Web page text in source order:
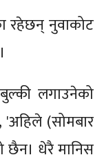
रहेछन् नुवाकोट
लगाउनेको
'अहिले (सोमबार
छैन। धेरै मानिस